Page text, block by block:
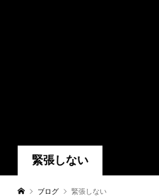
緊張しない
ブログ 緊張しない